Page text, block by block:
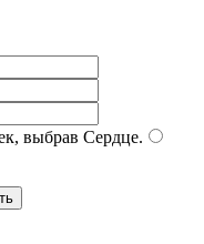
выбрав Сердце.